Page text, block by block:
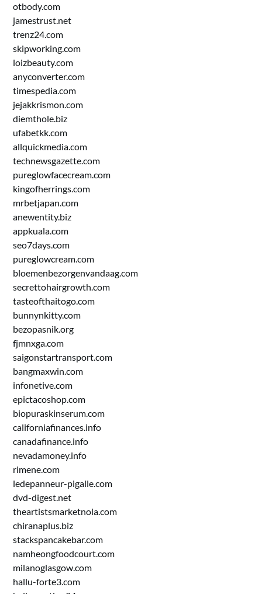
otbody.com
jamestrust.net
trenz24.com
skipworking.com
loizbeauty.com
anyconverter.com
timespedia.com
jejakkrismon.com
diemthole.biz
ufabetkk.com
allquickmedia.com
technewsgazette.com
pureglowfacecream.com
kingofherrings.com
mrbetjapan.com
anewentity.biz
appkuala.com
seo7days.com
pureglowcream.com
bloemenbezorgenvandaag.com
secrettohairgrowth.com
tasteofthaitogo.com
bunnynkitty.com
bezopasnik.org
fjmnxga.com
saigonstartransport.com
bangmaxwin.com
infonetive.com
epictacoshop.com
biopuraskinserum.com
californiafinances.info
canadafinance.info
nevadamoney.info
rimene.com
ledepanneur-pigalle.com
dvd-digest.net
theartistsmarketnola.com
chiranaplus.biz
stackspancakebar.com
namheongfoodcourt.com
milanoglasgow.com
hallu-forte3.com